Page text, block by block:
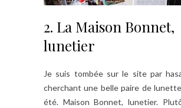
2. La Maison Bonnet,
lunetier
Je suis tombée sur le site par
cherchant une belle paire de
été. Maison Bonnet, lunetier.